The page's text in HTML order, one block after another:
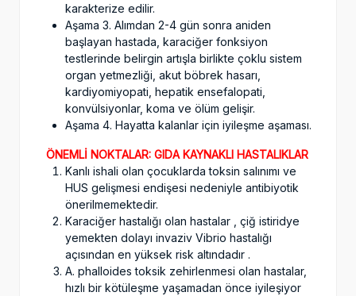
karakterize edilir.
Aşama 3. Alımdan 2-4 gün sonra aniden
başlayan hastada, karaciğer fonksiyon
testlerinde belirgin artışla birlikte çoklu sistem
organ yetmezliği, akut böbrek hasarı,
kardiyomiyopati, hepatik ensefalopati,
konvülsiyonlar, koma ve ölüm gelişir.
Aşama 4. Hayatta kalanlar için iyileşme aşaması.
ÖNEMLİ NOKTALAR: GIDA KAYNAKLI HASTALIKLAR
Kanlı ishali olan çocuklarda toksin salınımı ve
HUS gelişmesi endişesi nedeniyle antibiyotik
önerilmemektedir.
Karaciğer hastalığı olan hastalar , çiğ istiridye
yemekten dolayı invaziv Vibrio hastalığı
açısından en yüksek risk altındadır .
A. phalloides toksik zehirlenmesi olan hastalar,
hızlı bir kötüleşme yaşamadan önce iyileşiyor